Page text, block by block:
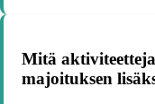
Mitä
majoituksen